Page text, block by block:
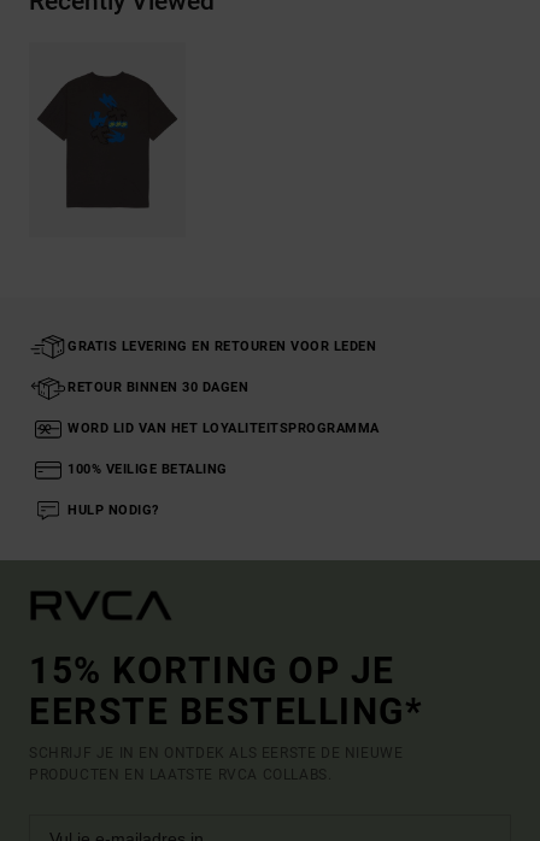
GRATIS LEVERING EN RETOUREN VOOR LEDEN
RETOUR BINNEN 30 DAGEN
WORD LID VAN HET LOYALITEITSPROGRAMMA
100% VEILIGE BETALING
HULP NODIG?
15% KORTING OP JE
EERSTE BESTELLING*
SCHRIJF JE IN EN ONTDEK ALS EERSTE DE NIEUWE
PRODUCTEN EN LAATSTE RVCA COLLABS.